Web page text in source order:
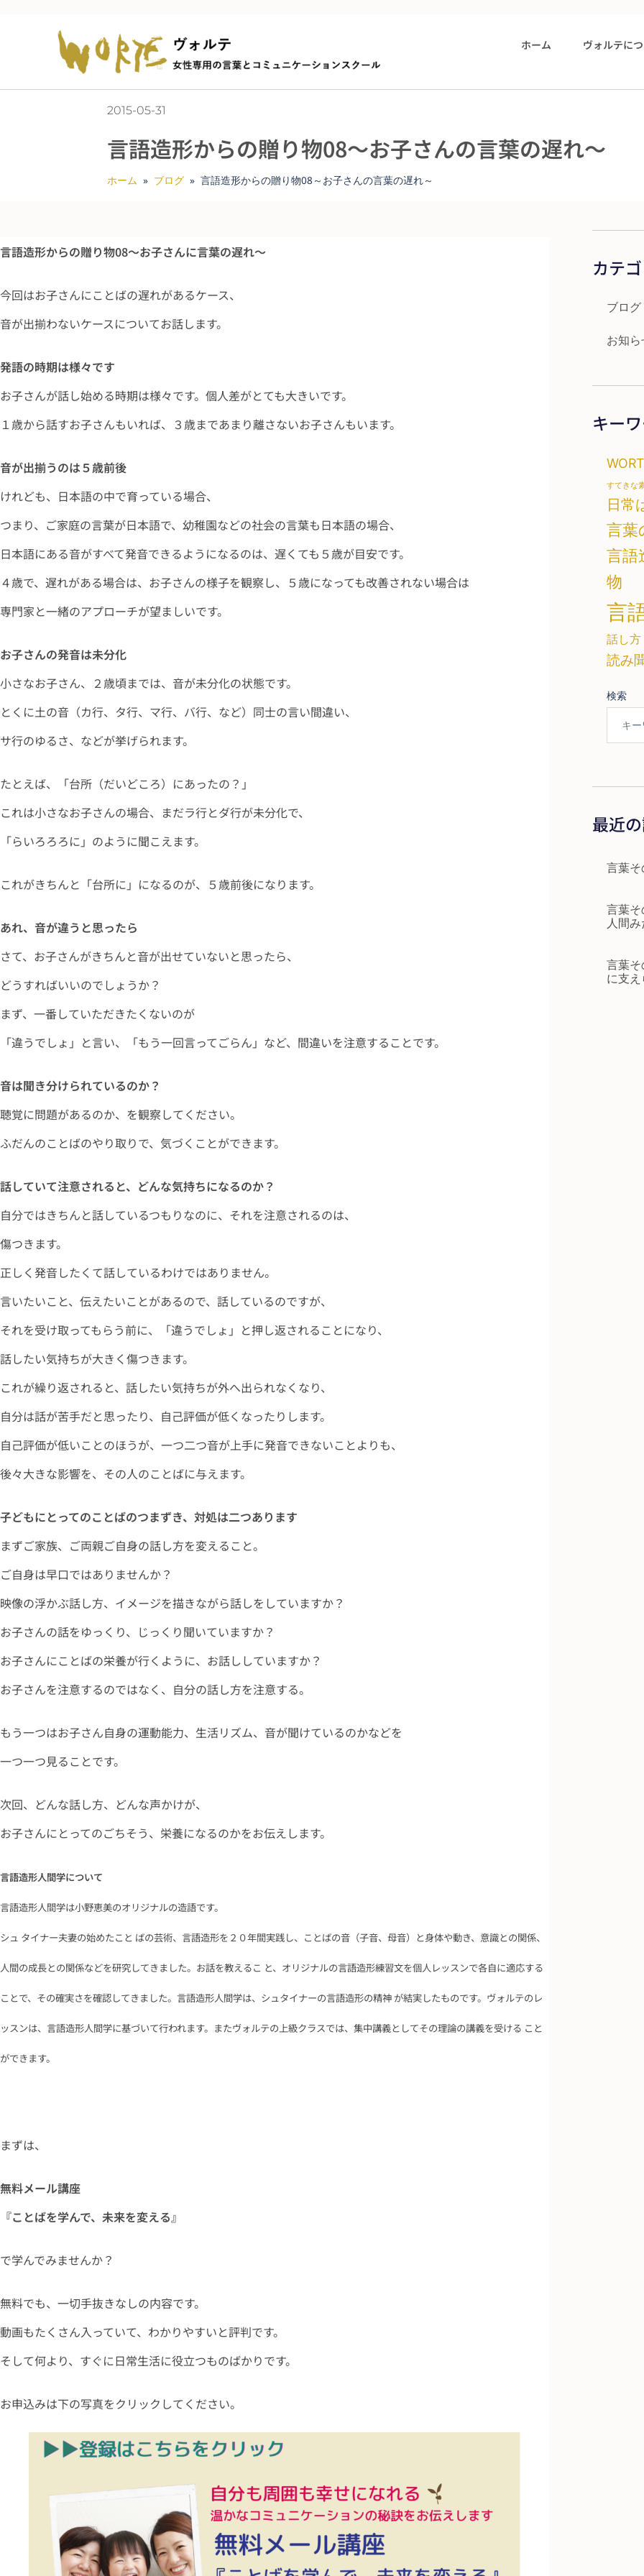
ホーム ヴォルテに
2015-05-31
言語造形からの贈り物08～お子さんの言葉の遅れ～
ホーム » ブログ »言語造形からの贈り物08～お子さんの言葉の遅れ～
言語造形からの贈り物08～お子さんに言葉の遅れ～
今回はお子さんにことばの遅れがあるケース、
音が出揃わないケースについてお話します。
発語の時期は様々です
お子さんが話し始める時期は様々です。個人差がとても大きいです。
１歳から話すお子さんもいれば、３歳まであまり離さないお子さんもいます。
音が出揃うのは５歳前後
けれども、日本語の中で育っている場合、
つまり、ご家庭の言葉が日本語で、幼稚園などの社会の言葉も日本語の場合、
日本語にある音がすべて発音できるようになるのは、遅くても５歳が目安です。
４歳で、遅れがある場合は、お子さんの様子を観察し、５歳になっても改善されない場合は
専門家と一緒のアプローチが望ましいです。
お子さんの発音は未分化
小さなお子さん、２歳頃までは、音が未分化の状態です。
とくに土の音（カ行、タ行、マ行、バ行、など）同士の言い間違い、
サ行のゆるさ、などが挙げられます。
たとえば、「台所（だいどころ）にあったの？」
これは小さなお子さんの場合、まだラ行とダ行が未分化で、
「らいろろろに」のように聞こえます。
これがきちんと「台所に」になるのが、５歳前後になります。
あれ、音が違うと思ったら
さて、お子さんがきちんと音が出せていないと思ったら、
どうすればいいのでしょうか？
まず、一番していただきたくないのが
「違うでしょ」と言い、「もう一回言ってごらん」など、間違いを注意することです。
音は聞き分けられているのか？
聴覚に問題があるのか、を観察してください。
ふだんのことばのやり取りで、気づくことができます。
話していて注意されると、どんな気持ちになるのか？
自分ではきちんと話しているつもりなのに、それを注意されるのは、
傷つきます。
正しく発音したくて話しているわけではありません。
言いたいこと、伝えたいことがあるので、話しているのですが、
それを受け取ってもらう前に、「違うでしょ」と押し返されることになり、
話したい気持ちが大きく傷つきます。
これが繰り返されると、話したい気持ちが外へ出られなくなり、
自分は話が苦手だと思ったり、自己評価が低くなったりします。
自己評価が低いことのほうが、一つ二つ音が上手に発音できないことよりも、
後々大きな影響を、その人のことばに与えます。
子どもにとってのことばのつまずき、対処は二つあります
まずご家族、ご両親ご自身の話し方を変えること。
ご自身は早口ではありませんか？
映像の浮かぶ話し方、イメージを描きながら話しをしていますか？
お子さんの話をゆっくり、じっくり聞いていますか？
お子さんにことばの栄養が行くように、お話ししていますか？
お子さんを注意するのではなく、自分の話し方を注意する。
もう一つはお子さん自身の運動能力、生活リズム、音が聞けているのかなどを
一つ一つ見ることです。
次回、どんな話し方、どんな声かけが、
お子さんにとってのごちそう、栄養になるのかをお伝えします。
言語造形人間学について
言語造形人間学は小野恵美のオリジナルの造語です。
シュ タイナー夫妻の始めたこと ばの芸術、言語造形を２０年間実践し、ことばの音（子音、母音）と身体や動き、意識との関係、
人間の成長との関係などを研究してきました。お話を教えるこ と、オリジナルの言語造形練習文を個人レッスンで各自に適応する
ことで、その確実さを確認してきました。言語造形人間学は、シュタイナーの言語造形の精神 が結実したものです。ヴォルテのレ
ッスンは、言語造形人間学に基づいて行われます。またヴォルテの上級クラスでは、集中講義としてその理論の講義を受ける こと
ができます。
まずは、
無料メール講座
『ことばを学んで、未来を変える』
で学んでみませんか？
無料でも、一切手抜きなしの内容です。
動画もたくさん入っていて、わかりやすいと評判です。
そして何より、すぐに日常生活に役立つものばかりです。
お申込みは下の写真をクリックしてください。
カテ
ブログ
お知
キー
すてきな
日常
言葉
言語
物
言
話し
読み
検索
最近
言葉
言葉
人間
言葉そ
に支